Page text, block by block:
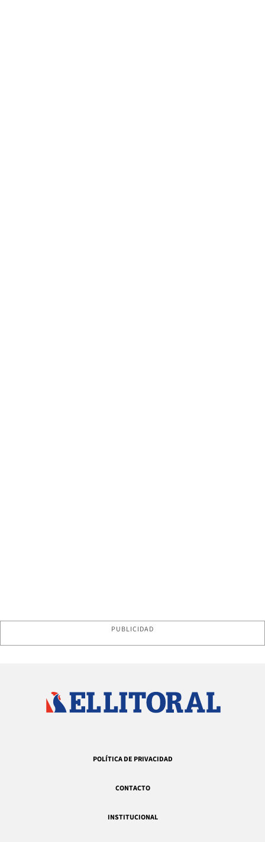
PUBLICIDAD
POLÍTICA DE PRIVACIDAD
CONTACTO
INSTITUCIONAL